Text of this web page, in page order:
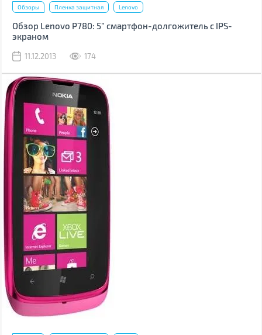
Обзоры Пленка защитная Lenovo
Обзор Lenovo P780: 5” смартфон-долгожитель с IPS-
экраном
11.12.2013 174